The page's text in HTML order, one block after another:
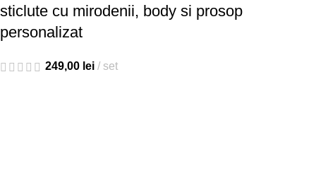
sticlute cu mirodenii, body si prosop
personalizat
249,00 lei set